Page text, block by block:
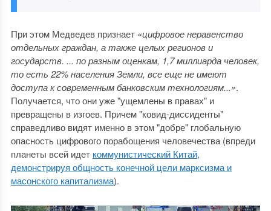
При этом Медведев признает «цифровое неравенство
отдельных граждан, а также целых регионов и
государств. ... по разным оценкам, 1,7 миллиарда человек,
то есть 22% населения Земли, все еще не имеют
доступа к современным банковским технологиям...».
Получается, что они уже "ущемлены в правах" и
превращены в изгоев. Причем "ковид-диссиденты"
справедливо видят именно в этом "добре" глобальную
опасность цифрового порабощения человечества (впреди
планеты всей идет коммунистический Китай,
демонстрируя общность конечной цели марксизма и
масонского капитализма).